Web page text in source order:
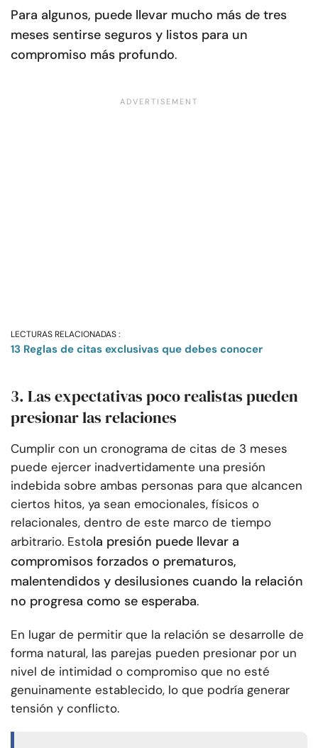
Para algunos, puede llevar mucho más de tres
meses sentirse seguros y listos para un
compromiso más profundo.
LECTURAS RELACIONADAS :
13 Reglas de citas exclusivas que debes conocer
3. Las expectativas poco realistas pueden
presionar las relaciones
Cumplir con un cronograma de citas de 3 meses
puede ejercer inadvertidamente una presión
indebida sobre ambas personas para que alcancen
ciertos hitos, ya sean emocionales, físicos o
relacionales, dentro de este marco de tiempo
arbitrario. Estola presión puede llevar a
compromisos forzados o prematuros,
malentendidos y desilusiones cuando la relación
no progresa como se esperaba.
En lugar de permitir que la relación se desarrolle de
forma natural, las parejas pueden presionar por un
nivel de intimidad o compromiso que no esté
genuinamente establecido, lo que podría generar
tensión y conflicto.